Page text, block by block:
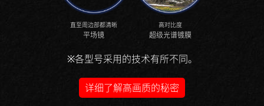
直至周边部都清晰
平场镜
高对比度
超级光谱镀膜
※各型号采用的技术有所不同。
详细了解高画质的秘密